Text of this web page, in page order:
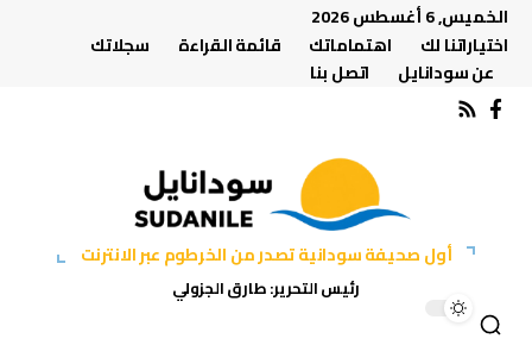
الخميس, 6 أغسطس 2026
اختياراتنا لك
اهتماماتك قائمة القراءة
سجلاتك
عن سودانايل
اتصل بنا
أول صحيفة سودانية تصدر من الخرطوم عبر الانترنت
رئيس التحرير: طارق الجزولي